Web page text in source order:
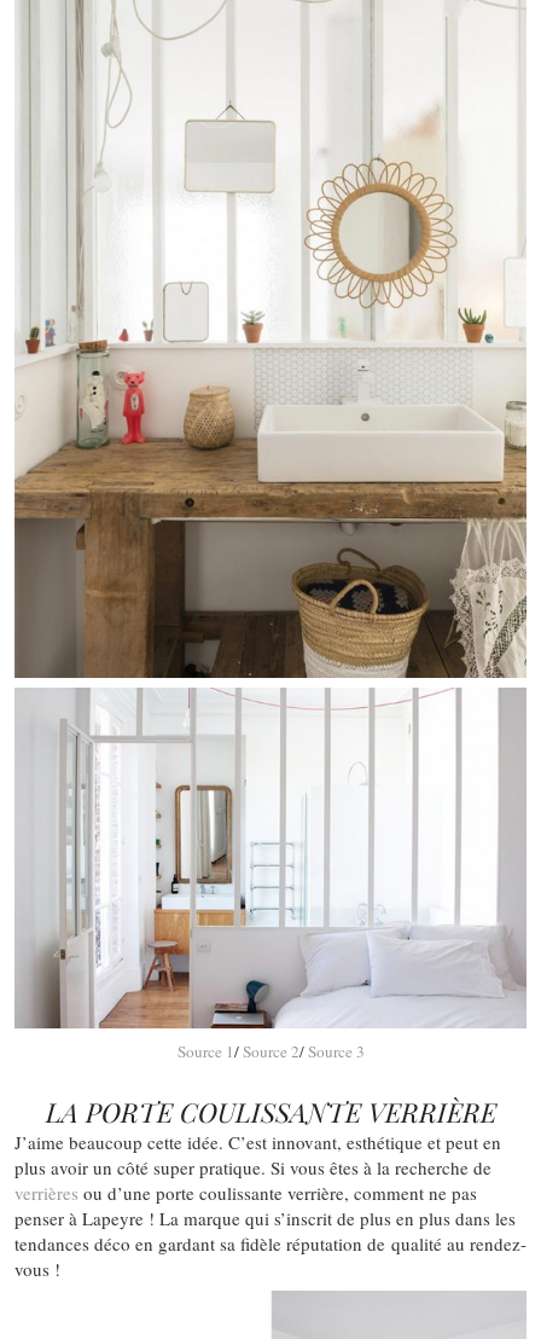
Source 1/Source 2/Source 3
LA PORTE COULISSANTE VERRIÈRE
J’aime beaucoup cette idée. C’est innovant, esthétique et peut en
plus avoir un côté super pratique. Si vous êtes à la recherche de
verrières ou d’une porte coulissante verrière, comment ne pas
penser à Lapeyre ! La marque qui s’inscrit de plus en plus dans les
tendances déco en gardant sa fidèle réputation de qualité au rendez-
vous !